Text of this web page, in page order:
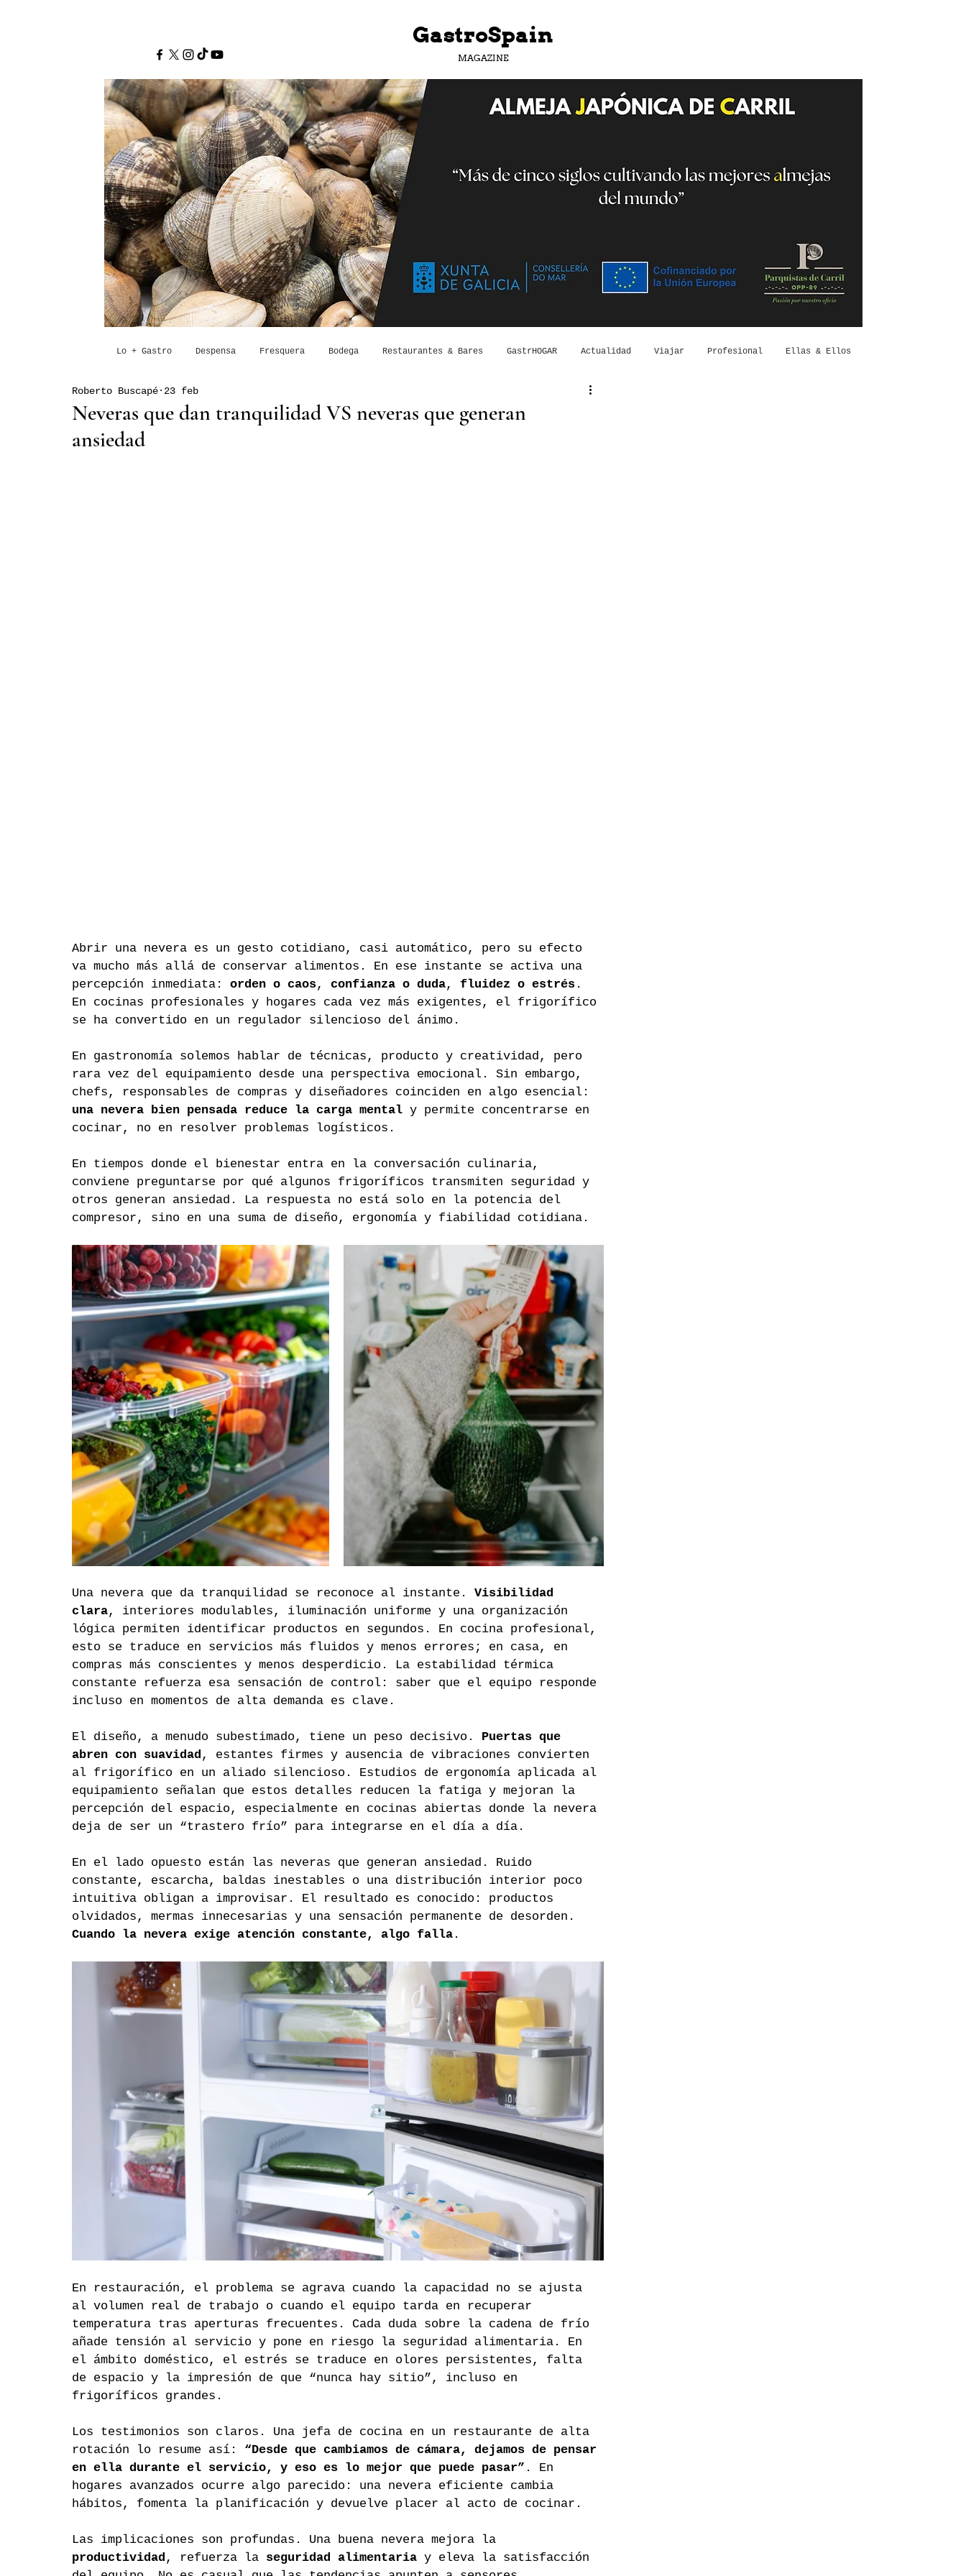
GastroSpain
MAGAZINE
Lo + Gastro Despensa Fresquera Bodega Restaurantes & Bares GastrHOGAR Actualidad Viajar Profesional Ellas & Ellos
Neveras que dan tranquilidad VS neveras que generan
ansiedad
Roberto Buscapé 23 feb
Abrir una nevera es un gesto cotidiano, casi automático, pero su efecto
va mucho más allá de conservar alimentos. En ese instante se activa una
percepción inmediata: orden o caos, confianza o duda, fluidez o estrés .
En cocinas profesionales y hogares cada vez más exigentes, el frigorífico
se ha convertido en un regulador silencioso del ánimo.
En gastronomía solemos hablar de técnicas, producto y creatividad, pero
rara vez del equipamiento desde una perspectiva emocional. Sin embargo,
chefs, responsables de compras y diseñadores coinciden en algo esencial:
una nevera bien pensada reduce la carga mental y permite concentrarse en
cocinar, no en resolver problemas logísticos.
En tiempos donde el bienestar entra en la conversación culinaria,
conviene preguntarse por qué algunos frigoríficos transmiten seguridad y
otros generan ansiedad. La respuesta no está solo en la potencia del
compresor, sino en una suma de diseño, ergonomía y fiabilidad cotidiana.
Una nevera que da tranquilidad se reconoce al instante. Visibilidad
clara, interiores modulables, iluminación uniforme y una organización
lógica permiten identificar productos en segundos. En cocina profesional,
esto se traduce en servicios más fluidos y menos errores; en casa, en
compras más conscientes y menos desperdicio. La estabilidad térmica
constante refuerza esa sensación de control: saber que el equipo responde
incluso en momentos de alta demanda es clave.
El diseño, a menudo subestimado, tiene un peso decisivo. Puertas que
abren con suavidad , estantes firmes y ausencia de vibraciones convierten
al frigorífico en un aliado silencioso. Estudios de ergonomía aplicada al
equipamiento señalan que estos detalles reducen la fatiga y mejoran la
percepción del espacio, especialmente en cocinas abiertas donde la nevera
deja de ser un “trastero frío” para integrarse en el día a día.
En el lado opuesto están las neveras que generan ansiedad. Ruido
constante, escarcha, baldas inestables o una distribución interior poco
intuitiva obligan a improvisar. El resultado es conocido: productos
olvidados, mermas innecesarias y una sensación permanente de desorden.
Cuando la nevera exige atención constante, algo falla .
En restauración, el problema se agrava cuando la capacidad no se ajusta
al volumen real de trabajo o cuando el equipo tarda en recuperar
temperatura tras aperturas frecuentes. Cada duda sobre la cadena de frío
añade tensión al servicio y pone en riesgo la seguridad alimentaria. En
el ámbito doméstico, el estrés se traduce en olores persistentes, falta
de espacio y la impresión de que “nunca hay sitio”, incluso en
frigoríficos grandes.
Los testimonios son claros. Una jefa de cocina en un restaurante de alta
rotación lo resume así: “Desde que cambiamos de cámara, dejamos de pensar
en ella durante el servicio, y eso es lo mejor que puede pasar” . En
hogares avanzados ocurre algo parecido: una nevera eficiente cambia
hábitos, fomenta la planificación y devuelve placer al acto de cocinar.
Las implicaciones son profundas. Una buena nevera mejora la
productividad , refuerza la seguridad alimentaria y eleva la satisfacción